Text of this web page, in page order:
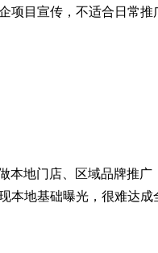
项目宣传，不适合日常推
本地门店、区域品牌推
本地基础曝光，很难达